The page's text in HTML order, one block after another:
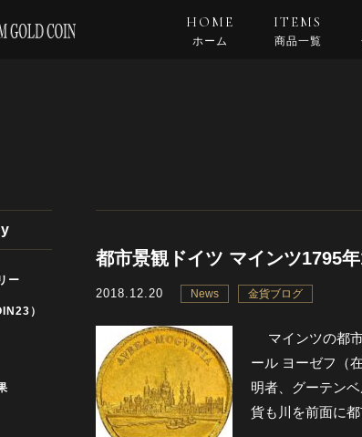
HOME
ホーム
ITEMS
商品一覧
都市景観ドイツ マインツ1795
2018.12.20 News 金貨ブログ
マインツの都市
ール ヨーゼフ（
明者、グーテン
貨も川を前面に
ー
）